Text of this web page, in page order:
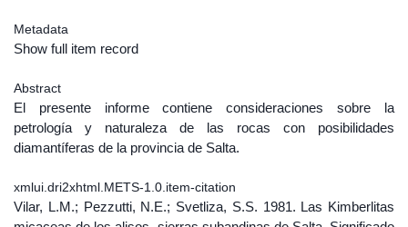
Metadata
Show full item record
Abstract
El presente informe contiene consideraciones sobre la
petrología y naturaleza de las rocas con posibilidades
diamantíferas de la provincia de Salta.
xmlui.dri2xhtml.METS-1.0.item-citation
Vilar, L.M.; Pezzutti, N.E.; Svetliza, S.S. 1981. Las Kimberlitas